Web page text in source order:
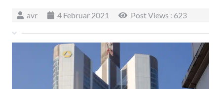
avr 4 Februar 2021 Post Views : 623